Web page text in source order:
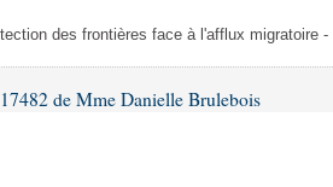
des frontières face à l'afflux migratoire
de Mme Danielle Brulebois